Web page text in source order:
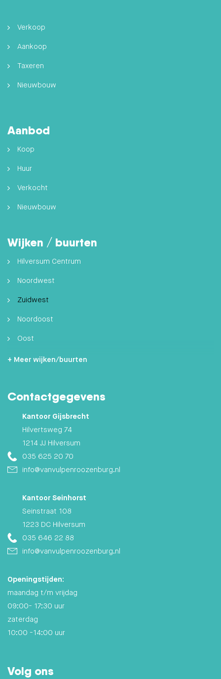
Verkoop
Aankoop
Taxeren
Nieuwbouw
Aanbod
Koop
Huur
Verkocht
Nieuwbouw
Wijken / buurten
Hilversum Centrum
Noordwest
Zuidwest
Noordoost
Oost
Zuidoost
Zuid
+ Meer wijken/buurten
Contactgegevens
Kantoor Gijsbrecht
Hilvertsweg 74
1214 JJ Hilversum
035 625 20 70
info@vanvulpenroozenburg.nl
Kantoor Seinhorst
Seinstraat 108
1223 DC Hilversum
035 646 22 88
info@vanvulpenroozenburg.nl
Openingstijden:
maandag t/m vrijdag
09:00- 17:30 uur
zaterdag
10:00 -14:00 uur
Volg ons